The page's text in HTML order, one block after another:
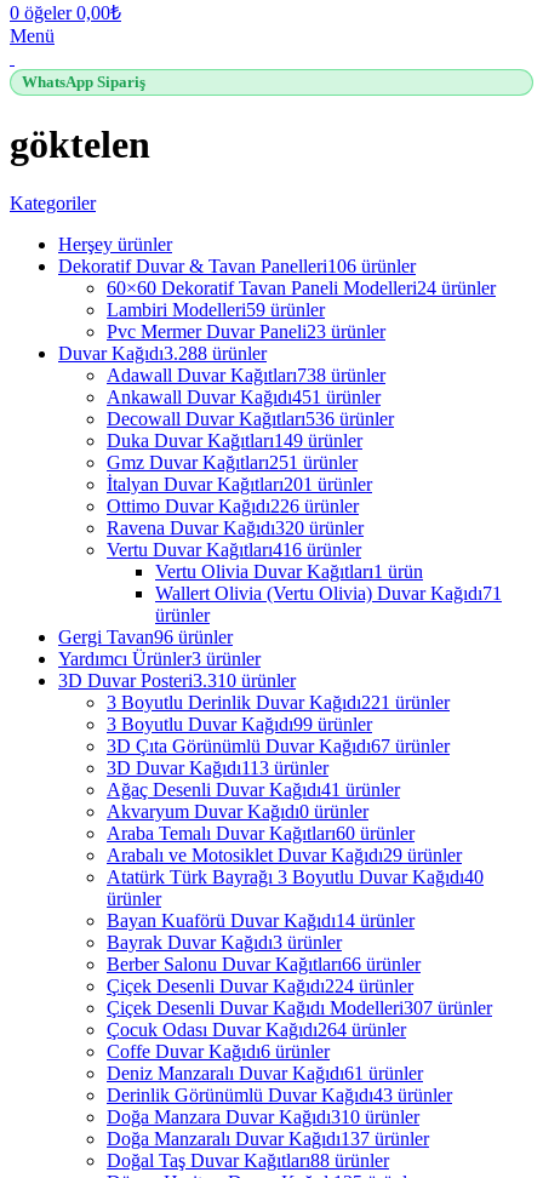
0 öğeler 0,00₺
Menü
WhatsApp Sipariş
göktelen
Kategoriler
Herşey ürünler
Dekoratif Duvar & Tavan Panelleri106 ürünler
60×60 Dekoratif Tavan Paneli Modelleri24 ürünler
Lambiri Modelleri59 ürünler
Pvc Mermer Duvar Paneli23 ürünler
Duvar Kağıdı3.288 ürünler
Adawall Duvar Kağıtları738 ürünler
Ankawall Duvar Kağıdı451 ürünler
Decowall Duvar Kağıtları536 ürünler
Duka Duvar Kağıtları149 ürünler
Gmz Duvar Kağıtları251 ürünler
İtalyan Duvar Kağıtları201 ürünler
Ottimo Duvar Kağıdı226 ürünler
Ravena Duvar Kağıdı320 ürünler
Vertu Duvar Kağıtları416 ürünler
Vertu Olivia Duvar Kağıtları1 ürün
Wallert Olivia (Vertu Olivia) Duvar Kağıdı71
ürünler
Gergi Tavan96 ürünler
Yardımcı Ürünler3 ürünler
3D Duvar Posteri3.310 ürünler
3 Boyutlu Derinlik Duvar Kağıdı221 ürünler
3 Boyutlu Duvar Kağıdı99 ürünler
3D Çıta Görünümlü Duvar Kağıdı67 ürünler
3D Duvar Kağıdı113 ürünler
Ağaç Desenli Duvar Kağıdı41 ürünler
Akvaryum Duvar Kağıdı0 ürünler
Araba Temalı Duvar Kağıtları60 ürünler
Arabalı ve Motosiklet Duvar Kağıdı29 ürünler
Atatürk Türk Bayrağı 3 Boyutlu Duvar Kağıdı40
ürünler
Bayan Kuaförü Duvar Kağıdı14 ürünler
Bayrak Duvar Kağıdı3 ürünler
Berber Salonu Duvar Kağıtları66 ürünler
Çiçek Desenli Duvar Kağıdı224 ürünler
Çiçek Desenli Duvar Kağıdı Modelleri307 ürünler
Çocuk Odası Duvar Kağıdı264 ürünler
Coffe Duvar Kağıdı6 ürünler
Deniz Manzaralı Duvar Kağıdı61 ürünler
Derinlik Görünümlü Duvar Kağıdı43 ürünler
Doğa Manzara Duvar Kağıdı310 ürünler
Doğa Manzaralı Duvar Kağıdı137 ürünler
Doğal Taş Duvar Kağıtları88 ürünler